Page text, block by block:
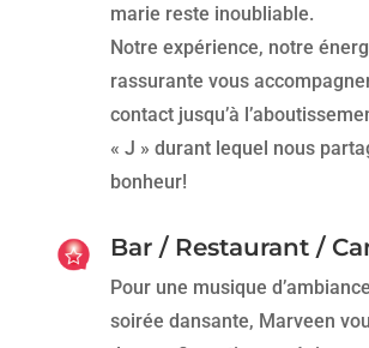
marie reste inoubliable.
Notre expérience, notre
rassurante vous
contact jusqu’à
« J » durant lequel nous
bonheur!
Bar / Restaurant /
Pour une musique
soirée dansante, Marveen